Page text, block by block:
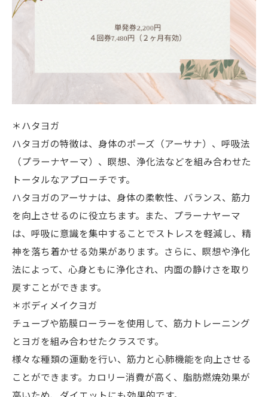
＊ハタヨガ
ハタヨガの特徴は、身体のポーズ（アーサナ）、呼吸法
（プラーナヤーマ）、瞑想、浄化法などを組み合わせた
トータルなアプローチです。
ハタヨガのアーサナは、身体の柔軟性、バランス、筋力
を向上させるのに役立ちます。また、プラーナヤーマ
は、呼吸に意識を集中することでストレスを軽減し、精
神を落ち着かせる効果があります。さらに、瞑想や浄化
法によって、心身ともに浄化され、内面の静けさを取り
戻すことができます。
＊ボディメイクヨガ
チューブや筋膜ローラーを使用して、筋力トレーニング
とヨガを組み合わせたクラスです。
様々な種類の運動を行い、筋力と心肺機能を向上させる
ことができます。カロリー消費が高く、脂肪燃焼効果が